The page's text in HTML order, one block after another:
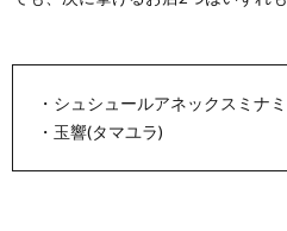
・シュシュールアネックスミナミ
・玉響(タマユラ)